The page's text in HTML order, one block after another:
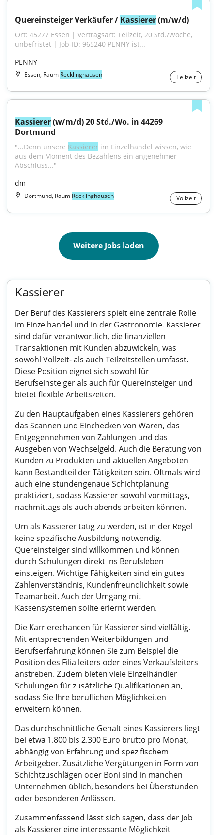
Quereinsteiger Verkäufer / Kassierer (m/w/d)
Ort: 45277 Essen | Vertragsart: Teilzeit, 20 Std./Woche,
unbefristet | Job-ID: 965240 PENNY ist...
PENNY
Essen, Raum Recklinghausen Teilzeit
Kassierer (w/m/d) 20 Std./Wo. in 44269
Dortmund
"...Denn unsere Kassierer im Einzelhandel wissen, wie
aus dem Moment des Bezahlens ein angenehmer
Abschluss..."
dm
Dortmund, Raum Recklinghausen Vollzeit
Weitere Jobs laden
Kassierer
Der Beruf des Kassierers spielt eine zentrale Rolle
im Einzelhandel und in der Gastronomie. Kassierer
sind dafür verantwortlich, die finanziellen
Transaktionen mit Kunden abzuwickeln, was
sowohl Vollzeit- als auch Teilzeitstellen umfasst.
Diese Position eignet sich sowohl für
Berufseinsteiger als auch für Quereinsteiger und
bietet flexible Arbeitszeiten.
Zu den Hauptaufgaben eines Kassierers gehören
das Scannen und Einchecken von Waren, das
Entgegennehmen von Zahlungen und das
Ausgeben von Wechselgeld. Auch die Beratung von
Kunden zu Produkten und aktuellen Angeboten
kann Bestandteil der Tätigkeiten sein. Oftmals wird
auch eine stundengenaue Schichtplanung
praktiziert, sodass Kassierer sowohl vormittags,
nachmittags als auch abends arbeiten können.
Um als Kassierer tätig zu werden, ist in der Regel
keine spezifische Ausbildung notwendig.
Quereinsteiger sind willkommen und können
durch Schulungen direkt ins Berufsleben
einsteigen. Wichtige Fähigkeiten sind ein gutes
Zahlenverständnis, Kundenfreundlichkeit sowie
Teamarbeit. Auch der Umgang mit
Kassensystemen sollte erlernt werden.
Die Karrierechancen für Kassierer sind vielfältig.
Mit entsprechenden Weiterbildungen und
Berufserfahrung können Sie zum Beispiel die
Position des Filialleiters oder eines Verkaufsleiters
anstreben. Zudem bieten viele Einzelhändler
Schulungen für zusätzliche Qualifikationen an,
sodass Sie Ihre beruflichen Möglichkeiten
erweitern können.
Das durchschnittliche Gehalt eines Kassierers liegt
bei etwa 1.800 bis 2.300 Euro brutto pro Monat,
abhängig von Erfahrung und spezifischem
Arbeitgeber. Zusätzliche Vergütungen in Form von
Schichtzuschlägen oder Boni sind in manchen
Unternehmen üblich, besonders bei Überstunden
oder besonderen Anlässen.
Zusammenfassend lässt sich sagen, dass der Job
als Kassierer eine interessante Möglichkeit